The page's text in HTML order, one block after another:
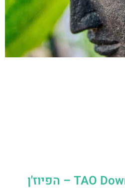
TAO Downtown Restaurant – הפיוז'ן